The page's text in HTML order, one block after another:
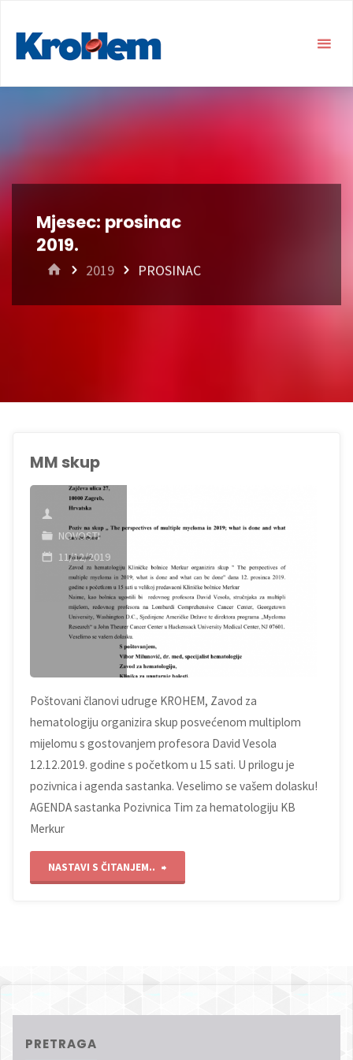
Mjesec: prosinac
2019.
HOME
2019 PROSINAC
MM skup
NOVOSTI
11/12/2019
Poštovani članovi udruge KROHEM, Zavod za
hematologiju organizira skup posvećenom multiplom
mijelomu s gostovanjem profesora David Vesola
12.12.2019. godine s početkom u 15 sati. U prilogu je
pozivnica i agenda sastanka. Veselimo se vašem dolasku!
AGENDA sastanka Pozivnica Tim za hematologiju KB
Merkur
NASTAVI S ČITANJEM.. "MM
PRETRAGA